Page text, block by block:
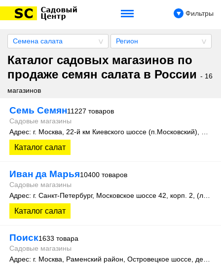
Фильтры
Семена салата Регион
Каталог садовых магазинов по
продаже семян салата в России - 16
магазинов
Семь Семян11227 товаров
Садовые магазины
Каталог салат
Иван да Марья10400 товаров
Садовые магазины
Каталог салат
Поиск1633 товара
Садовые магазины